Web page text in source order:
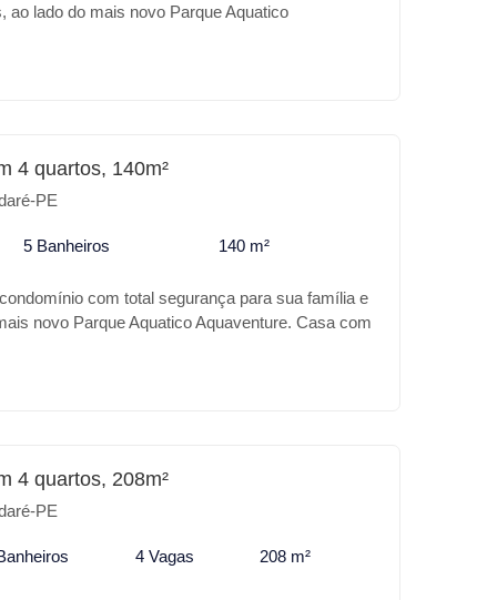
ao lado do mais novo Parque Aquatico
, sala dois ambientes, 4 quartos, terraço e
4 quartos, 140m²
PE
5 Banheiros 140 m²
com total segurança para sua família e
novo Parque Aquatico Aquaventure. Casa com
4 suítes.
4 quartos, 208m²
PE
4 Vagas 208 m²